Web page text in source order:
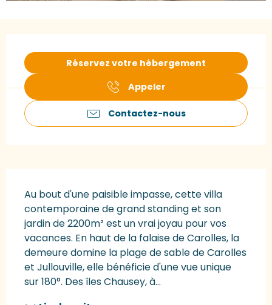
Réservez votre hébergement
Appeler
Contactez-nous
Au bout d'une paisible impasse, cette villa
contemporaine de grand standing et son
jardin de 2200m² est un vrai joyau pour vos
vacances. En haut de la falaise de Carolles, la
demeure domine la plage de sable de Carolles
et Jullouville, elle bénéficie d'une vue unique
sur 180°. Des îles Chausey, à...